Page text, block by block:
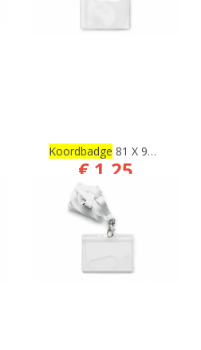
Koordbadge 81 X 97 Mm
€ 1,25
BESTELLEN